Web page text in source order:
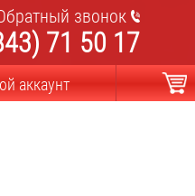
звонок
71 50 17
аккаунт